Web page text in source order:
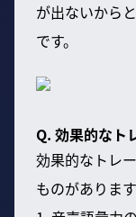
が出ないから
です。
Q. 効果的なト
効果的なトレ
ものがあります